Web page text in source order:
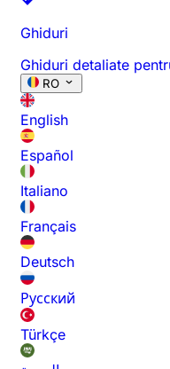
Ghiduri
Ghiduri detaliate
RO
English
Español
Italiano
Français
Deutsch
Русский
Türkçe